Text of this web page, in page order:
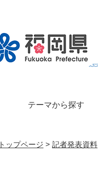
テーマから探す
トップページ > 記者発表資料